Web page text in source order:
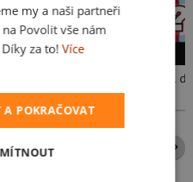
Anděl vs.
my a naši partneři
Povolit vše nám
za to! Více
A POKRAČOVAT